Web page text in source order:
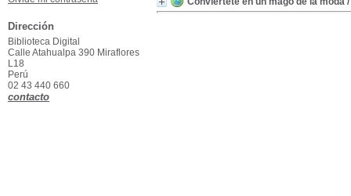
Dirección
Biblioteca Digital
Calle Atahualpa 390 Miraflores
L18
Perú
02 43 440 660
contacto